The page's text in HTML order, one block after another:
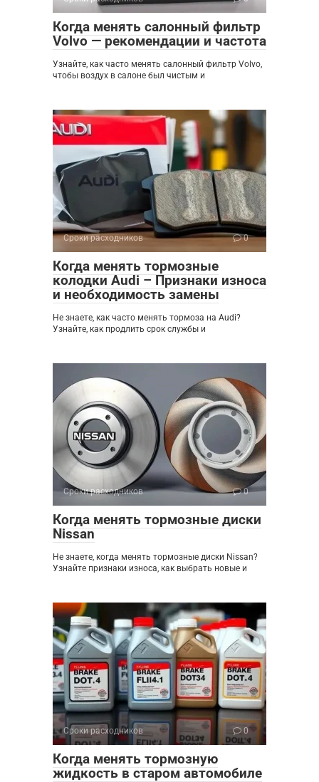
Когда менять салонный фильтр
Volvo — рекомендации и частота
Узнайте, как часто менять салонный фильтр Volvo,
чтобы воздух в салоне был чистым и
Сроки расходников 0
Когда менять тормозные
колодки Audi – Признаки износа
и необходимость замены
Не знаете, как часто менять тормоза на Audi?
Узнайте, как продлить срок службы и
Сроки расходников 0
Когда менять тормозные диски
Nissan
Не знаете, когда менять тормозные диски Nissan?
Узнайте признаки износа, как выбрать новые и
Сроки расходников 0
Когда менять тормозную
жидкость в старом автомобиле